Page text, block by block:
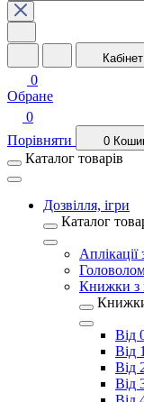
Кабінет
0
Обране
0
Порівняти
0
Каталог товарів
Дозвілля, ігри
Каталог
Аплікації
Книжки з
Від
Від
Від
Від